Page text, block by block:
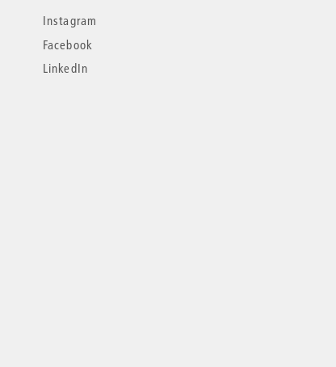
Instagram
Facebook
LinkedIn